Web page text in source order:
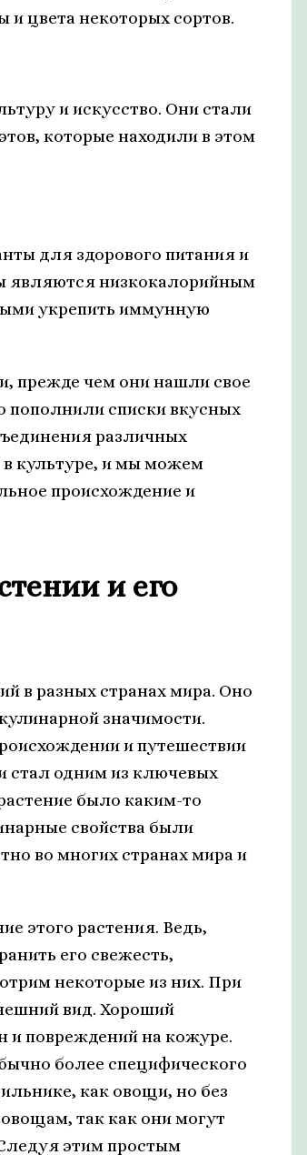
цвета некоторых сортов.
и искусство. Они стали
которые находили в этом
для здорового питания и
являются низкокалорийным
укрепить иммунную
прежде чем они нашли свое
пополнили списки вкусных
различных
культуре, и мы можем
происхождение и
и его
в разных странах мира. Оно
значимости.
и путешествии
стал одним из ключевых
было каким-то
свойства были
во многих странах мира и
этого растения. Ведь,
его свежесть,
некоторые из них. При
вид. Хороший
и повреждений на кожуре.
более специфического
как овощи, но без
так как они могут
этим простым